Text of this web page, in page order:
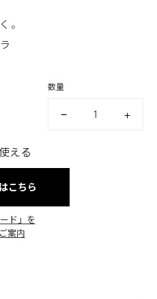
。
数量
える
こちら
ード」を
案内